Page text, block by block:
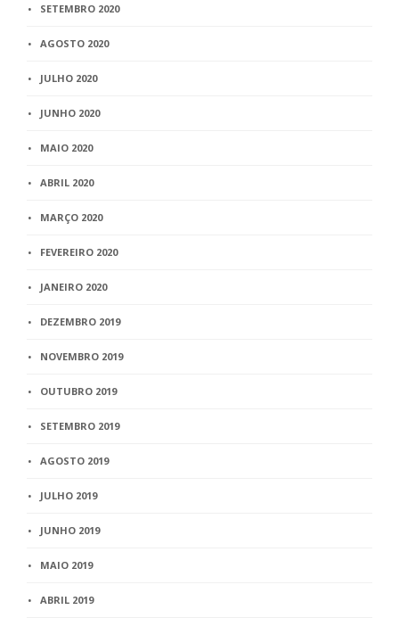
SETEMBRO 2020
AGOSTO 2020
JULHO 2020
JUNHO 2020
MAIO 2020
ABRIL 2020
MARÇO 2020
FEVEREIRO 2020
JANEIRO 2020
DEZEMBRO 2019
NOVEMBRO 2019
OUTUBRO 2019
SETEMBRO 2019
AGOSTO 2019
JULHO 2019
JUNHO 2019
MAIO 2019
ABRIL 2019